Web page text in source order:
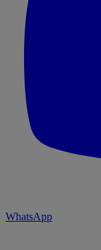
WhatsApp